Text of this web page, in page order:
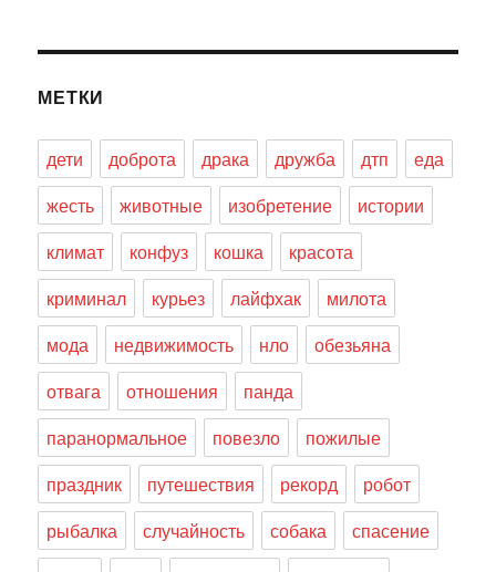
МЕТКИ
дети доброта драка дружба дтп
еда
жесть
животные изобретение
истории
климат
конфуз кошка
красота
криминал
курьез лайфхак
милота
мода
недвижимость нло
обезьяна
отвага
отношения
панда
паранормальное
повезло
пожилые
праздник
путешествия рекорд
робот
рыбалка
случайность собака
спасение